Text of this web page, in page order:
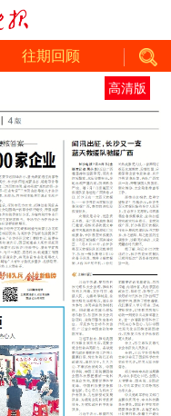
往期回顾
高清版